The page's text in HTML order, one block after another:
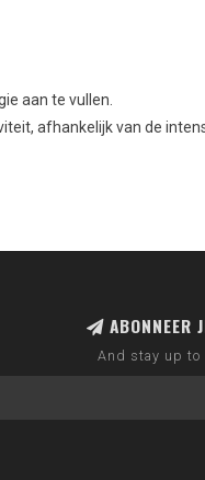
aan te vullen.
, afhankelijk van de
ABONNEER
And stay up to